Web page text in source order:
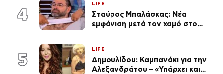
απαρατήρητη
4
LIFE
Σταύρος Μπαλάσκας: Νέα
εμφάνιση μετά τον χαμό στο
5
LIFE
Δημουλίδου: Καμπανάκι για την
Αλεξανδράτου – «Υπάρχει και